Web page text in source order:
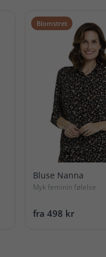
Blomstret
Bluse Nanna
Myk feminin følelse
fra 498 kr